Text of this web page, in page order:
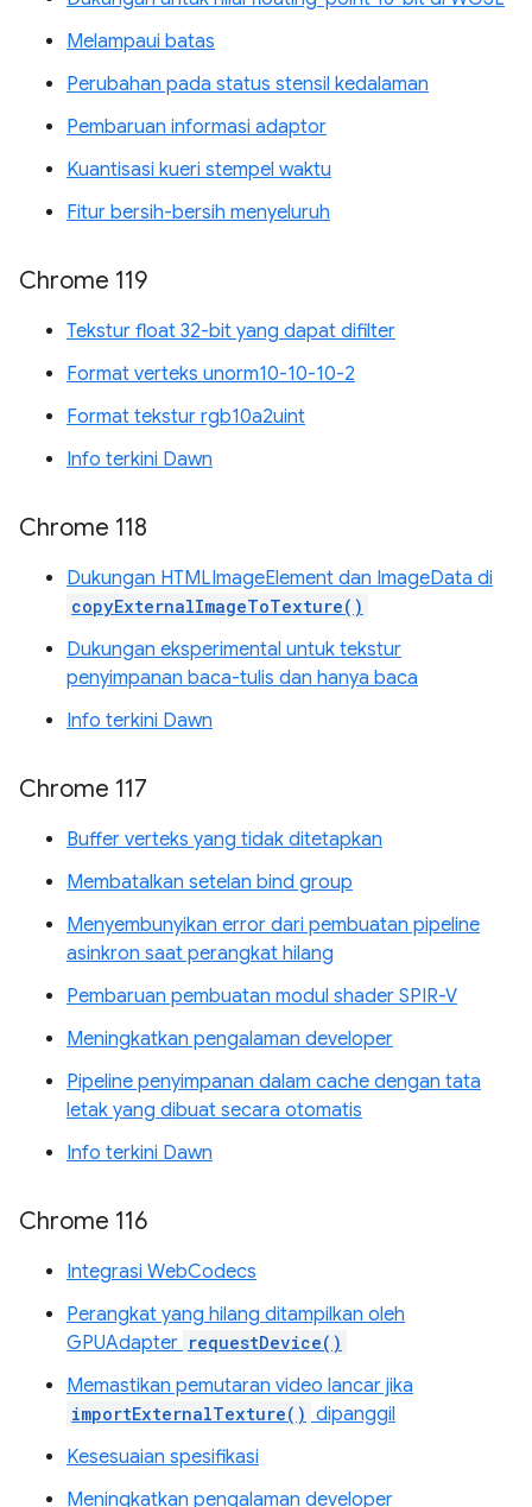
Melampaui batas
Perubahan pada status stensil kedalaman
Pembaruan informasi adaptor
Kuantisasi kueri stempel waktu
Fitur bersih-bersih menyeluruh
Chrome 119
Tekstur float 32-bit yang dapat difilter
Format verteks unorm10-10-10-2
Format tekstur rgb10a2uint
Info terkini Dawn
Chrome 118
Dukungan HTMLImageElement dan ImageData di
copyExternalImageToTexture()
Dukungan eksperimental untuk tekstur
penyimpanan baca-tulis dan hanya baca
Info terkini Dawn
Chrome 117
Buffer verteks yang tidak ditetapkan
Membatalkan setelan bind group
Menyembunyikan error dari pembuatan pipeline
asinkron saat perangkat hilang
Pembaruan pembuatan modul shader SPIR-V
Meningkatkan pengalaman developer
Pipeline penyimpanan dalam cache dengan tata
letak yang dibuat secara otomatis
Info terkini Dawn
Chrome 116
Integrasi WebCodecs
Perangkat yang hilang ditampilkan oleh
GPUAdapter requestDevice()
Memastikan pemutaran video lancar jika
importExternalTexture() dipanggil
Kesesuaian spesifikasi
Meningkatkan pengalaman developer